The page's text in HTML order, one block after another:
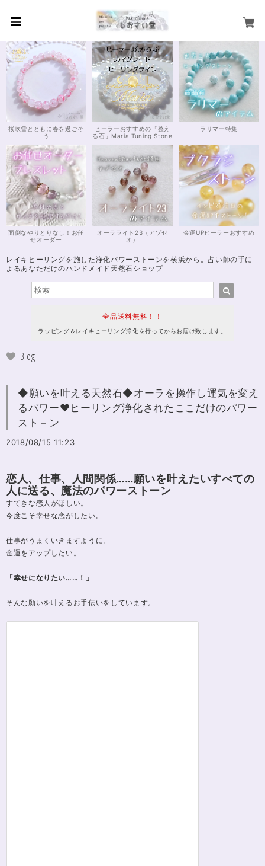
桜吹雪とともに春を過ごそ
う
ヒーラーおすすめの「整え
る石」Maria Tuning Stone
ラリマー特集
面倒なやりとりなし！お任
せオーダー
オーラライト23（アゾゼ
オ）
金運UPヒーラーおすすめ
レイキヒーリングを施した浄化パワーストーンを横浜から。占い師の手に
よるあなただけのハンドメイド天然石ショップ
全品送料無料！！
ラッピング＆レイキヒーリング浄化を行ってからお届け致します。
Blog
◆願いを叶える天然石◆オーラを操作し運気を変え
るパワー♥ヒーリング浄化されたここだけのパワー
スト－ン
2018/08/15 11:23
恋人、仕事、人間関係……願いを叶えたいすべての
人に送る、魔法のパワーストーン
すてきな恋人がほしい。
今度こそ幸せな恋がしたい。
仕事がうまくいきますように。
金運をアップしたい。
「幸せになりたい……！」
そんな願いを叶えるお手伝いをしています。